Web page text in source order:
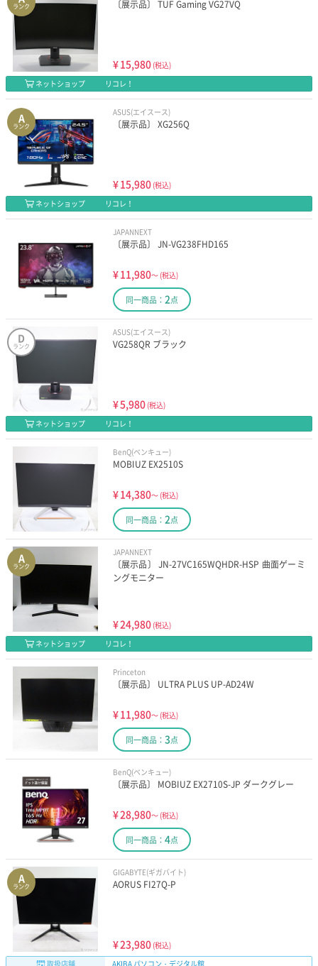
ランク 〔展示品〕 TUF Gaming VG27VQ
¥15,980 (税込)
ネットショップ
リコレ！
A
ランク
ASUS(エイスース)
〔展示品〕 XG256Q
¥15,980 (税込)
ネットショップ
リコレ！
JAPANNEXT
〔展示品〕 JN-VG238FHD165
¥11,980～ (税込)
同一商品： 2点
D
ランク
ASUS(エイスース)
VG258QR ブラック
¥5,980 (税込)
ネットショップ
リコレ！
BenQ(ベンキュー)
MOBIUZ EX2510S
¥14,380～ (税込)
同一商品： 2点
A
ランク
JAPANNEXT
〔展示品〕 JN-27VC165WQHDR-HSP 曲面ゲーミ
ングモニター
¥24,980 (税込)
ネットショップ
リコレ！
Princeton
〔展示品〕 ULTRA PLUS UP-AD24W
¥11,980～ (税込)
同一商品： 3点
BenQ(ベンキュー)
〔展示品〕 MOBIUZ EX2710S-JP ダークグレー
¥28,980～ (税込)
同一商品： 4点
A
ランク
GIGABYTE(ギガバイト)
AORUS FI27Q-P
¥23,980 (税込)
取扱店舗
AKIBA パソコン・デジタル館